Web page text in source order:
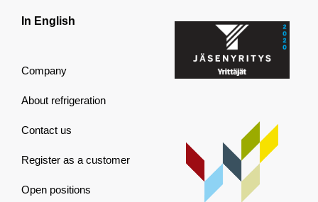
In English
Company
About refrigeration
Contact us
Register as a customer
Open positions